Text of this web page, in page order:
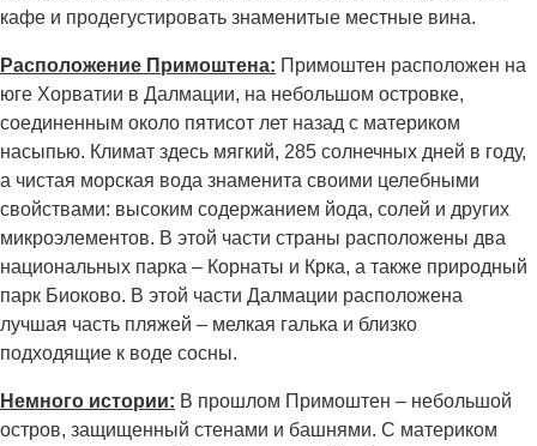
кафе и продегустировать знаменитые местные вина.
Расположение Примоштена: Примоштен расположен на
юге Хорватии в Далмации, на небольшом островке,
соединенным около пятисот лет назад с материком
насыпью. Климат здесь мягкий, 285 солнечных дней в году,
а чистая морская вода знаменита своими целебными
свойствами: высоким содержанием йода, солей и других
микроэлементов. В этой части страны расположены два
национальных парка – Корнаты и Крка, а также природный
парк Биоково. В этой части Далмации расположена
лучшая часть пляжей – мелкая галька и близко
подходящие к воде сосны.
Немного истории: В прошлом Примоштен – небольшой
остров, защищенный стенами и башнями. С материком